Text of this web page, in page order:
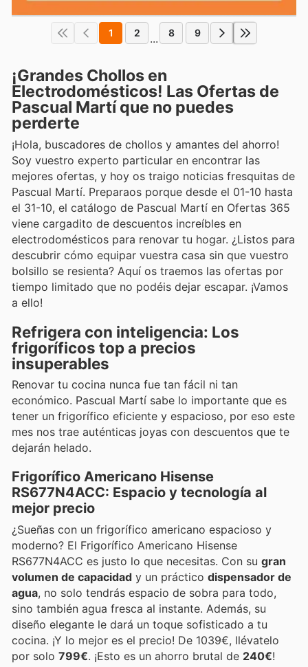
1 2 ... 8 9
¡Grandes Chollos en
Electrodomésticos! Las Ofertas de
Pascual Martí que no puedes
perderte
¡Hola, buscadores de chollos y amantes del ahorro!
Soy vuestro experto particular en encontrar las
mejores ofertas, y hoy os traigo noticias fresquitas de
Pascual Martí. Preparaos porque desde el 01-10 hasta
el 31-10, el catálogo de Pascual Martí en Ofertas 365
viene cargadito de descuentos increíbles en
electrodomésticos para renovar tu hogar. ¿Listos para
descubrir cómo equipar vuestra casa sin que vuestro
bolsillo se resienta? Aquí os traemos las ofertas por
tiempo limitado que no podéis dejar escapar. ¡Vamos
a ello!
Refrigera con inteligencia: Los
frigoríficos top a precios
insuperables
Renovar tu cocina nunca fue tan fácil ni tan
económico. Pascual Martí sabe lo importante que es
tener un frigorífico eficiente y espacioso, por eso este
mes nos trae auténticas joyas con descuentos que te
dejarán helado.
Frigorífico Americano Hisense
RS677N4ACC: Espacio y tecnología al
mejor precio
¿Sueñas con un frigorífico americano espacioso y
moderno? El Frigorífico Americano Hisense
RS677N4ACC es justo lo que necesitas. Con su gran
volumen de capacidad y un práctico dispensador de
agua, no solo tendrás espacio de sobra para todo,
sino también agua fresca al instante. Además, su
diseño elegante le dará un toque sofisticado a tu
cocina. ¡Y lo mejor es el precio! De 1039€, llévatelo
por solo 799€. ¡Esto es un ahorro brutal de 240€!